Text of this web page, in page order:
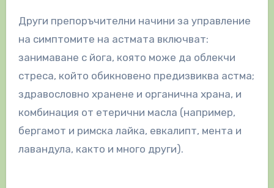
Други препоръчителни начини за управление
на симптомите на астмата включват:
занимаване с йога, която може да облекчи
стреса, който обикновено предизвиква астма;
здравословно хранене и органична храна, и
комбинация от етерични масла (например,
бергамот и римска лайка, евкалипт, мента и
лавандула, както и много други).